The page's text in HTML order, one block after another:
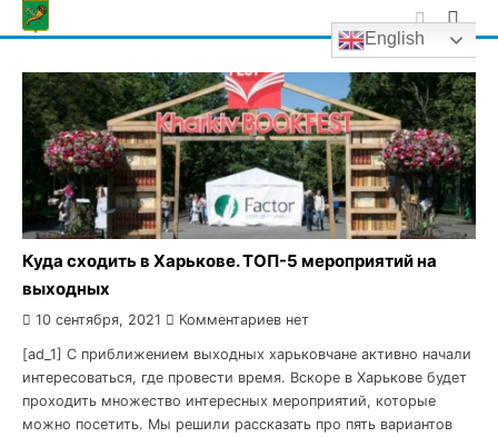
Skip
to
Куда сходить в Харькове. ТОП-5 мероприятий на
выходных
10 сентября, 2021 Комментариев нет
[ad_1] С приближением выходных харьковчане активно начали
интересоваться, где провести время. Вскоре в Харькове будет
проходить множество интересных мероприятий, которые
можно посетить. Мы решили рассказать про пять вариантов
English